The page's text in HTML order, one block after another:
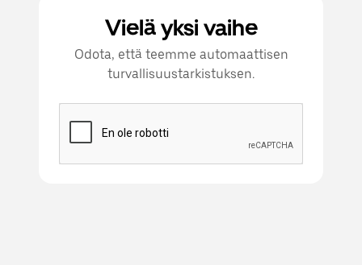
Vielä yksi vaihe
Odota, että teemme automaattisen
turvallisuustarkistuksen.